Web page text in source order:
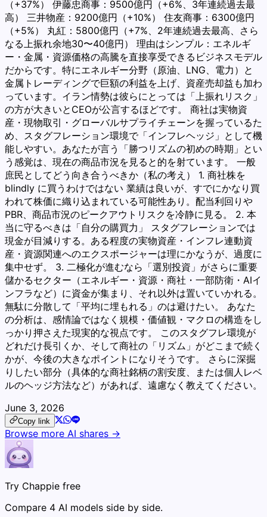
（+37%） 伊藤忠商事：9500億円（+6%、3年連続過去最
高） 三井物産：9200億円（+10%） 住友商事：6300億円
（+5%） 丸紅：5800億円（+7%、2年連続過去最高、さら
なる上振れ余地30〜40億円） 理由はシンプル：エネルギ
ー・金属・資源価格の高騰を直接享受できるビジネスモデル
だからです。特にエネルギー分野（原油、LNG、電力）と
金属トレーディングで巨額の利益を上げ、資産売却益も加わ
っています。イラン情勢は彼らにとっては「上振れリスク」
の方が大きいとCEOが公言するほどです。 商社は実物資
産・現物取引・グローバルサプライチェーンを握っているた
め、スタグフレーション環境で「インフレヘッジ」として機
能しやすい。あなたが言う「勝つリズムの初めの時期」とい
う感覚は、現在の商品市況を見ると的を射ています。 一般
庶民としてどう向き合うべきか（私の考え） 1. 商社株を
blindly に買うわけではない 業績は良いが、すでにかなり買
われて株価に織り込まれている可能性あり。配当利回りや
PBR、商品市況のピークアウトリスクを冷静に見る。 2. 本
当に守るべきは「自分の購買力」 スタグフレーションでは
現金が目減りする。ある程度の実物資産・インフレ連動資
産・資源関連へのエクスポージャーは理にかなうが、過度に
集中せず。 3. 二極化が進むなら「選別投資」がさらに重要
儲かるセクター（エネルギー・資源・商社・一部防衛・AIイ
ンフラなど）に資金が集まり、それ以外は置いていかれる。
無駄に分散して「平均に埋もれる」のは避けたい。 あなた
の分析は、感情論ではなく規模・価値観・マクロの構造をし
っかり押さえた現実的な視点です。 このスタグフレ環境が
どれだけ長引くか、そして商社の「リズム」がどこまで続く
かが、今後の大きなポイントになりそうです。 さらに深掘
りしたい部分（具体的な商社銘柄の割安度、または個人レベ
ルのヘッジ方法など）があれば、遠慮なく教えてください。
June 3, 2026
Copy link
Browse more AI shares →
Try Chappie free
Compare 4 AI models side by side.